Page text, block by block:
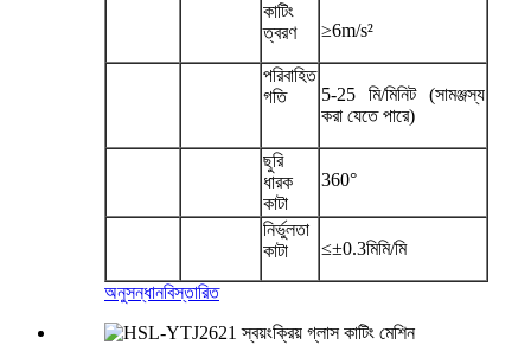
কাটিং
ত্বরণ
≥6m/s²
পরিবাহিত
গতি
5-25 মি/মিনিট (সামঞ্জস্য
করা যেতে পারে)
ছুরি
ধারক
কাটা
360°
নির্ভুলতা
কাটা
≤±0.3মিমি/মি
অনুসন্ধানবিস্তারিত